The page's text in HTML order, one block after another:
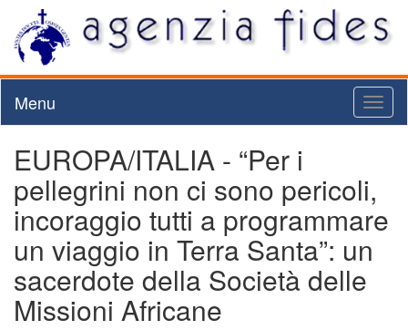
Menu
EUROPA/ITALIA - “Per i
pellegrini non ci sono pericoli,
incoraggio tutti a programmare
un viaggio in Terra Santa”: un
sacerdote della Società delle
Missioni Africane